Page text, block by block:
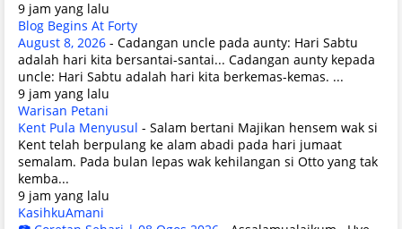
9 jam yang lalu
Blog Begins At Forty
August 8, 2026 - Cadangan uncle pada aunty: Hari Sabtu
adalah hari kita bersantai-santai... Cadangan aunty kepada
uncle: Hari Sabtu adalah hari kita berkemas-kemas. ...
9 jam yang lalu
Warisan Petani
Kent Pula Menyusul - Salam bertani Majikan hensem wak si
Kent telah berpulang ke alam abadi pada hari jumaat
semalam. Pada bulan lepas wak kehilangan si Otto yang tak
kemba...
9 jam yang lalu
KasihkuAmani